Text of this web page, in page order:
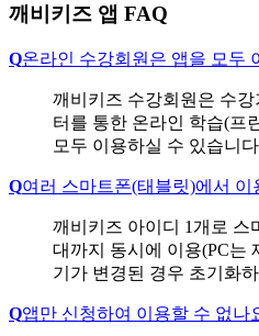
깨비키즈 앱 FAQ
Q온라인 수강회원은 앱을 모두
깨비키즈 수강회원은 수
터를 통한 온라인 학습(프
모두 이용하실 수 있습니
Q여러 스마트폰(태블릿)에서 이
깨비키즈 아이디 1개로 스
대까지 동시에 이용(PC는
기가 변경된 경우 초기화
Q앱만 신청하여 이용할 수 없나